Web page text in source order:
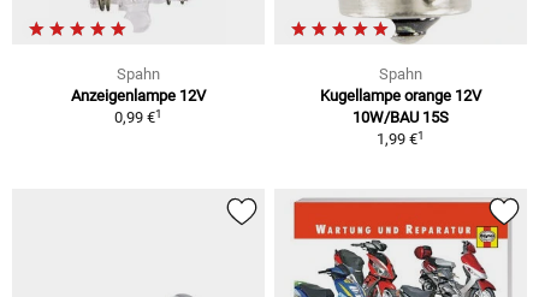
Spahn
Anzeigenlampe 12V
0,99 €1
Spahn
Kugellampe orange 12V
10W/BAU 15S
1,99 €1